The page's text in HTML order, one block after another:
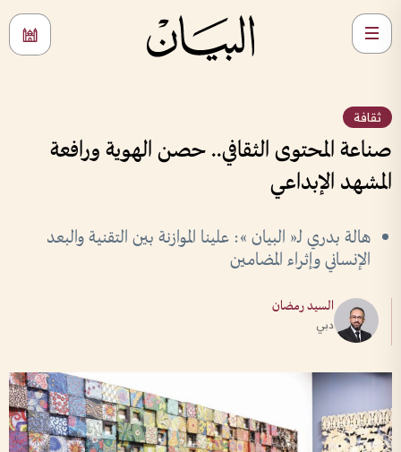
ثقافة
صناعة المحتوى الثقافي.. حصن الهوية ورافعة
المشهد الإبداعي
هالة بدري لـ« البيان »: علينا الموازنة بين التقنية والبعد
الإنساني وإثراء المضامين
السيد رمضان
دبي